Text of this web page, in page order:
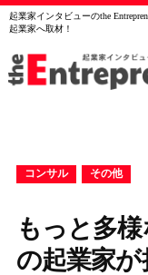
起業家インタビューのthe
起業家へ取材！
コンサル その他
もっと多
の起業家